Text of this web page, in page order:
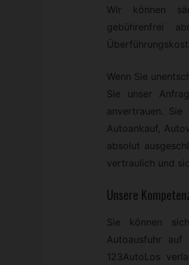
Wir können
gebührenfrei
Wenn Sie
Sie unser
anvertrauen.
Autoankauf,
absolut
vertraulich und
Unsere
Sie können
Autoausfuhr auf
123AutoLos